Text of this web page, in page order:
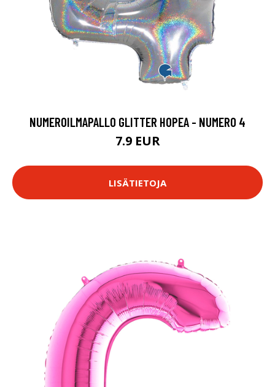
NUMEROILMAPALLO GLITTER HOPEA - NUMERO 4
7.9 EUR
LISÄTIETOJA